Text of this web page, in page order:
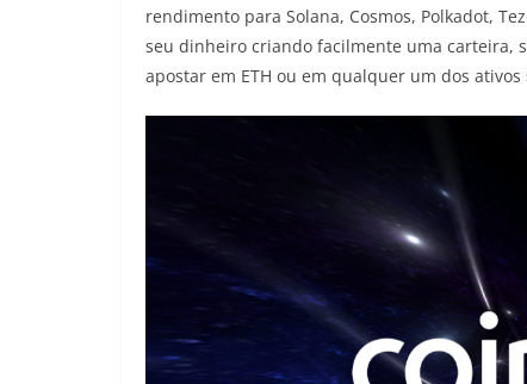
rendimento para Solana, Cosmos, Polkadot,
seu dinheiro criando facilmente uma carteira,
apostar em ETH ou em qualquer um dos